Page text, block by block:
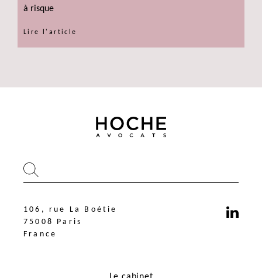
à risque
Lire l'article
106, rue La Boétie
75008 Paris
France